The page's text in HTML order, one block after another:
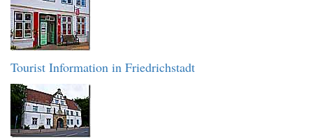
Tourist Information in Friedrichstadt